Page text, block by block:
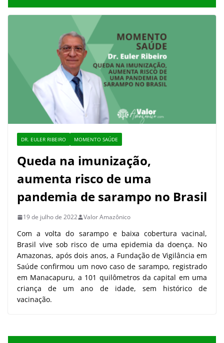
DR. EULER RIBEIRO MOMENTO SAÚDE
Queda na imunização,
aumenta risco de uma
pandemia de sarampo no Brasil
19 de julho de 2022 Valor Amazônico
Com a volta do sarampo e baixa cobertura vacinal,
Brasil vive sob risco de uma epidemia da doença. No
Amazonas, após dois anos, a Fundação de Vigilância em
Saúde confirmou um novo caso de sarampo, registrado
em Manacapuru, a 101 quilômetros da capital em uma
criança de um ano de idade, sem histórico de
vacinação.